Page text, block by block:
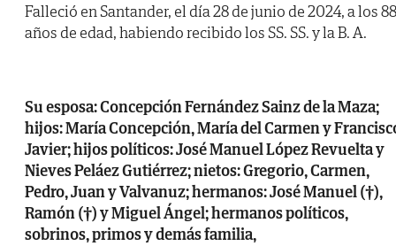
Falleció en Santander, el día 28 de junio de 2024, a los 88
años de edad, habiendo recibido los SS. SS. y la B. A.
Su esposa: Concepción Fernández Sainz de la Maza;
hijos: María Concepción, María del Carmen y
Javier; hijos políticos: José Manuel López Revuelta y
Nieves Peláez Gutiérrez; nietos: Gregorio, Carmen,
Pedro, Juan y Valvanuz; hermanos: José Manuel (†),
Ramón (†) y Miguel Ángel; hermanos políticos,
sobrinos, primos y demás familia,